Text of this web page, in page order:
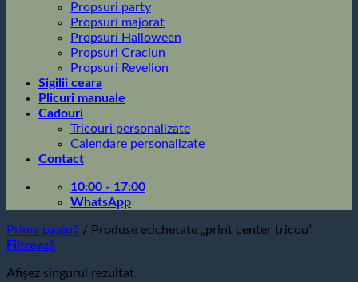
Propsuri party
Propsuri majorat
Propsuri Halloween
Propsuri Craciun
Propsuri Revelion
Sigilii ceara
Plicuri manuale
Cadouri
Tricouri personalizate
Calendare personalizate
Contact
10:00 - 17:00
WhatsApp
Prima pagină / Produse etichetate „print center tricou”
Filtrează
Afișez singurul rezultat